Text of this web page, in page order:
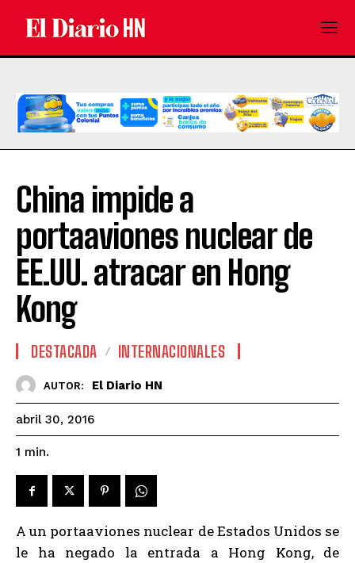
China impide a
portaaviones nuclear de
EE.UU. atracar en Hong
Kong
DESTACADA INTERNACIONALES
AUTOR: El Diario HN
abril 30, 2016
1 min.
A un portaaviones nuclear de Estados Unidos se
le ha negado la entrada a Hong Kong, de